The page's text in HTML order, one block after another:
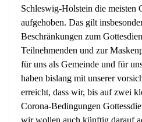
Schleswig-Holstein die meisten
aufgehoben. Das gilt
Beschränkungen zum
Teilnehmenden und zur
für uns als Gemeinde und für
haben bislang mit unserer
erreicht, dass wir, bis auf zwei
Corona-Bedingungen
wir wollen auch künftig darauf